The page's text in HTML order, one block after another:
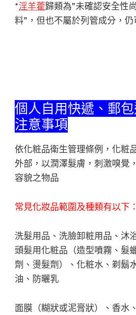
*淫羊藿歸類為”未確認安全性
料”，但也不屬於列管成分，
個人自用快遞、郵
注意事項
依化粧品衛生管理條例，化粧
外部，以潤澤髮膚，刺激嗅覺
容貌之物品
常見化妝品範圍及種類有以下：
洗髮用品、洗臉卸粧用品、沐
頭髮用化粧品（造型噴霧、髮
劑、燙髮劑）、化粧水、剃鬍
油、防曬乳
面膜（糊狀或泥膏狀）、香水